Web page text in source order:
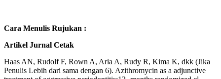
Cara Menulis Rujukan :
Artikel Jurnal Cetak
Haas AN, Rudolf F, Rown A, Aria A, Rudy R, Kima K, dkk (Jika
Penulis Lebih dari sama dengan 6). Azithromycin as a adjunctive